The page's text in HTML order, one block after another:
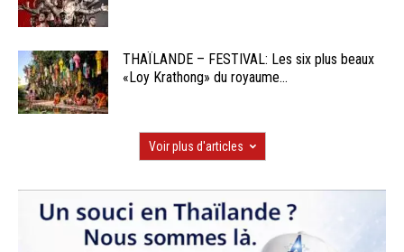
THAÏLANDE – FESTIVAL: Les six plus beaux
«Loy Krathong» du royaume...
Voir plus d'articles